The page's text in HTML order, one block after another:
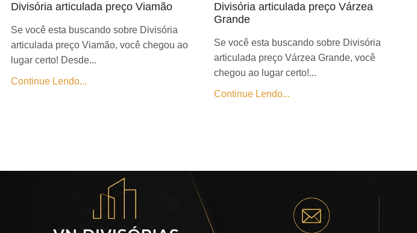
Divisória articulada preço Viamão
Se você esta buscando sobre Divisória
articulada preço Viamão, você chegou ao
lugar certo! Desde...
Continue Lendo...
Divisória articulada preço Várzea
Grande
Se você esta buscando sobre Divisória
articulada preço Várzea Grande, você
chegou ao lugar certo!...
Continue Lendo...